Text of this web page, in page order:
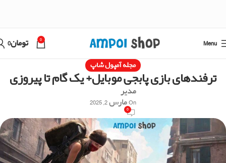
Menu
0 تومان0
مجله آمپول شاپ
ترفندهای بازی پابجی موبایل+ یک گام تا پیروزی
مدیر
On مارس 2, 2025
0